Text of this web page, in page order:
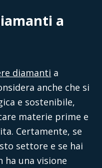
a
diamanti a
anche che si
e sostenibile,
materie prime e
Certamente, se
settore e se hai
ha una visione